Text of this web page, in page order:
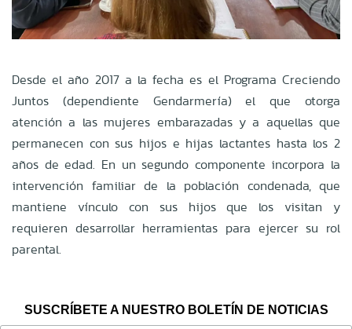
Desde el año 2017 a la fecha es el Programa Creciendo
Juntos (dependiente Gendarmería) el que otorga
atención a las mujeres embarazadas y a aquellas que
permanecen con sus hijos e hijas lactantes hasta los 2
años de edad. En un segundo componente incorpora la
intervención familiar de la población condenada, que
mantiene vínculo con sus hijos que los visitan y
requieren desarrollar herramientas para ejercer su rol
parental.
SUSCRÍBETE A NUESTRO BOLETÍN DE NOTICIAS